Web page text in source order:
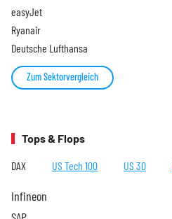
easyJet
Ryanair
Deutsche Lufthansa
Zum Sektorvergleich
Tops & Flops
DAX US Tech 100 US 30
Infineon